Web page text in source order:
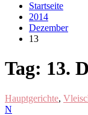
Startseite
2014
Dezember
13
Tag: 13.
Hauptgerichte,
N